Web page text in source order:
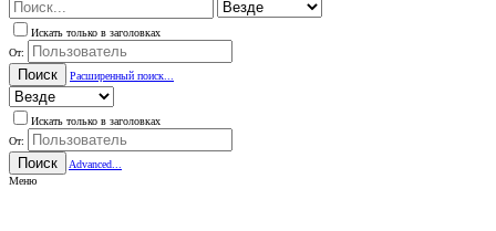
Искать только в заголовках
От:
Поиск Расширенный поиск...
Искать только в заголовках
От:
Поиск
Advanced...
Меню